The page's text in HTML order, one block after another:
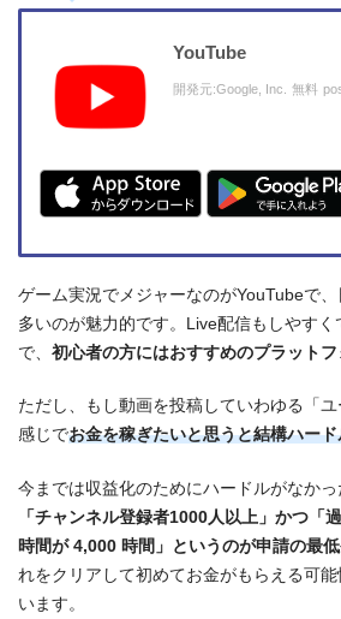
YouTube
開発元:Google, Inc. 無料
ゲーム実況でメジャーなのがYouTubeで
多いのが魅力的です。Live配信もしやす
で、 初心者の方にはおすすめのプラットフ
ただし、もし動画を投稿していわゆる「
感じでお金を稼ぎたいと思うと結構ハー
今までは収益化のためにハードルがなか
「チャンネル登録者1000人以上」かつ「
時間が 4,000 時間」というのが申請の最
れをクリアして初めてお金がもらえる可
います。